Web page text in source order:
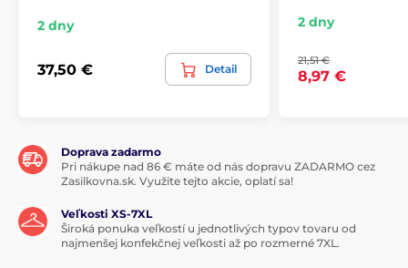
2 dny
37,50 € Detail
2 dny
21,51 €
8,97 €
Doprava zadarmo
Pri nákupe nad 86 € máte od nás dopravu ZADARMO cez
Zasilkovna.sk. Využite tejto akcie, oplatí sa!
Veľkosti XS-7XL
Široká ponuka veľkostí u jednotlivých typov tovaru od
najmenšej konfekčnej veľkosti až po rozmerné 7XL.